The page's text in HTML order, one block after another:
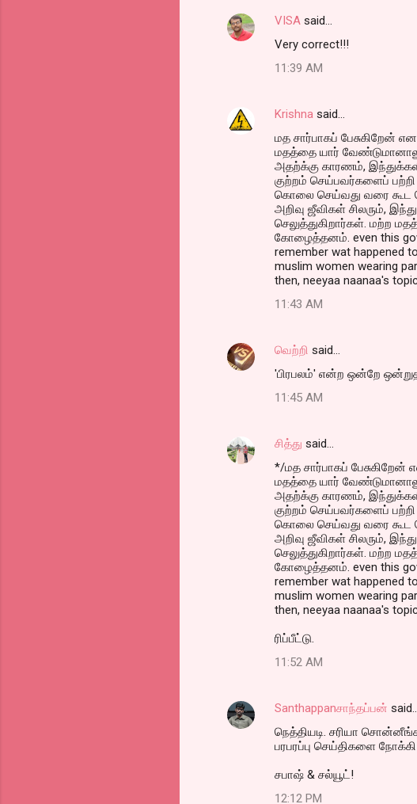
VISA said…
Very correct!!!
11:39 AM
Krishna said…
மத சார்பாகப் பேசுகிறேன்
மதத்தை யார்
அதற்க்கு காரணம்,
குற்றம் செய்பவர்களைப் பற்றி
கொலை செய்வது வரை கூட
அறிவு ஜீவிகள் சிலரும்,
செலுத்துகிறார்கள். மற்ற
கோழைத்தனம். even this
remember wat happened
muslim women wearing
then, neeyaa naanaa's
11:43 AM
வெற்றி said…
'பிரபலம்' என்ற ஒன்றே
11:45 AM
சித்து said…
*/மத சார்பாகப்
மதத்தை யார்
அதற்க்கு காரணம்,
குற்றம் செய்பவர்களைப் பற்றி
கொலை செய்வது வரை கூட
அறிவு ஜீவிகள் சிலரும்,
செலுத்துகிறார்கள். மற்ற
கோழைத்தனம். even this
remember wat happened
muslim women wearing
then, neeyaa naanaa's
ரிப்பீட்டு.
11:52 AM
Santhappanசாந்தப்பன்
நெத்தியடி. சரியா
பரபரப்பு செய்திகளை
சபாஷ் & சல்யூட்!
12:12 PM